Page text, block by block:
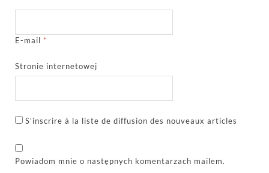
E-mail *
Stronie internetowej
S'inscrire à la liste de diffusion des nouveaux articles
Powiadom mnie o następnych komentarzach mailem.